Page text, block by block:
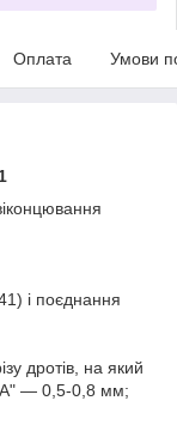
Оплата Умови
і поєднання
дротів, на який
"А" — 0,5-0,8 мм;